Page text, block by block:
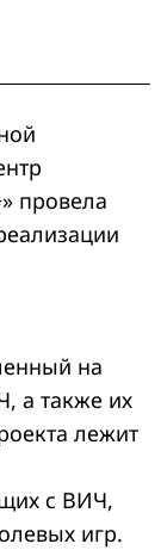
провела
на
а также их
лежит
с ВИЧ,
игр.